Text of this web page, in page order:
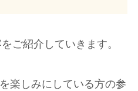
ご紹介していきます。
楽しみにしている方の参